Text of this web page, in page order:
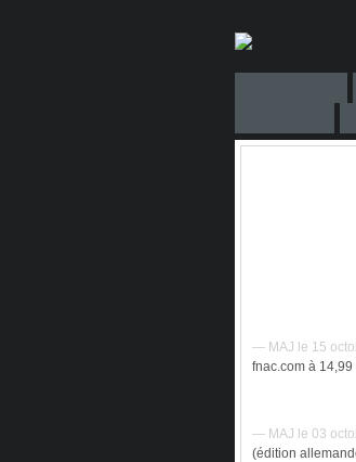
— MAJ le 15
fnac.com à
— MAJ le 03
(édition